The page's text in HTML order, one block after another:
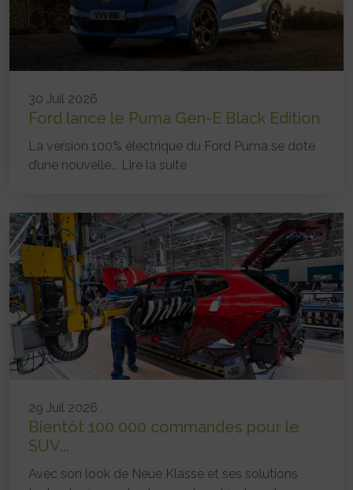
30 Juil 2026
Ford lance le Puma Gen-E Black Edition
La version 100% électrique du Ford Puma se dote
d’une nouvelle... Lire la suite
29 Juil 2026
Bientôt 100 000 commandes pour le
SUV...
Avec son look de Neue Klasse et ses solutions